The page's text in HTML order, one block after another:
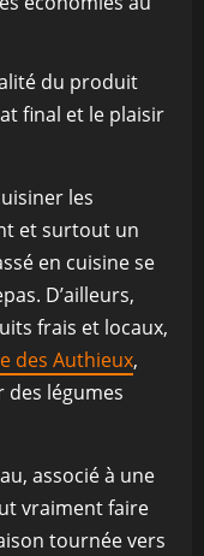
du produit
final et le plaisir
les
et surtout un
en cuisine se
D’ailleurs,
frais et locaux,
des Authieux,
légumes
associé à une
vraiment faire
tournée vers